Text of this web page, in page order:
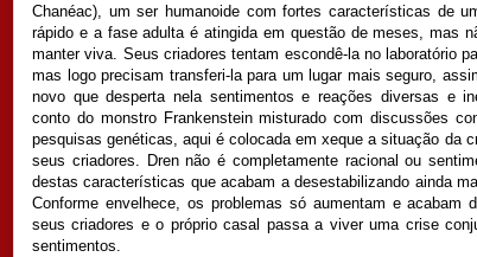
Chanéac), um ser humanoide com fortes características de
rápido e a fase adulta é atingida em questão de meses, mas
manter viva. Seus criadores tentam escondê-la no laboratório
mas logo precisam transferi-la para um lugar mais seguro,
novo que desperta nela sentimentos e reações diversas e
conto do monstro Frankenstein misturado com discussões
pesquisas genéticas, aqui é colocada em xeque a situação da
seus criadores. Dren não é completamente racional ou
destas características que acabam a desestabilizando ainda
Conforme envelhece, os problemas só aumentam e acabam
seus criadores e o próprio casal passa a viver uma crise
sentimentos.